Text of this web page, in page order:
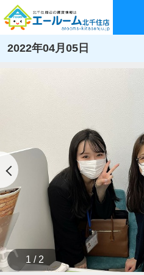
2022年04月05日
1 / 2